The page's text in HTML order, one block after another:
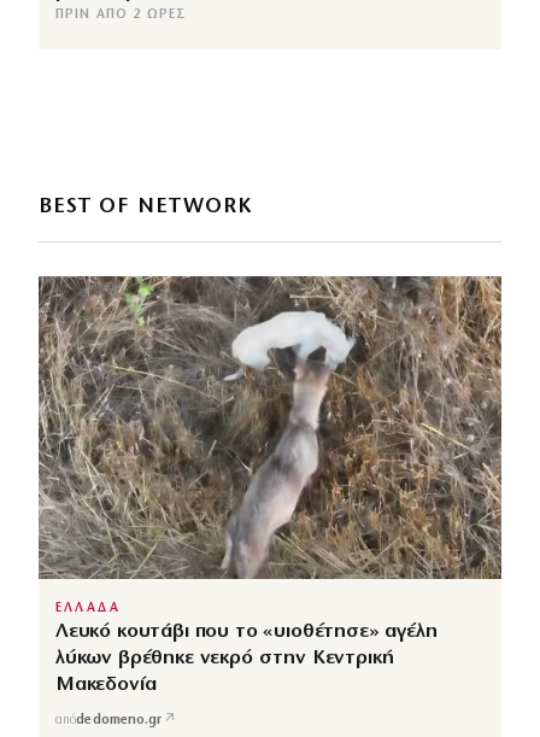
ΠΡΙΝ ΑΠΌ 2 ΏΡΕΣ
BEST OF NETWORK
ΕΛΛΑΔΑ
Λευκό κουτάβι που το «υιοθέτησε» αγέλη
λύκων βρέθηκε νεκρό στην Κεντρική
Μακεδονία
απόdedomeno.gr ↗